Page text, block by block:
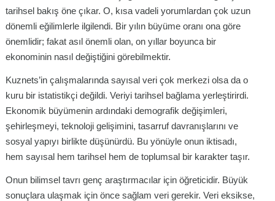
tarihsel bakış öne çıkar. O, kısa vadeli yorumlardan çok uzun
dönemli eğilimlerle ilgilendi. Bir yılın büyüme oranı ona göre
önemlidir; fakat asıl önemli olan, on yıllar boyunca bir
ekonominin nasıl değiştiğini görebilmektir.
Kuznets’in çalışmalarında sayısal veri çok merkezi olsa da o
kuru bir istatistikçi değildi. Veriyi tarihsel bağlama yerleştirirdi.
Ekonomik büyümenin ardındaki demografik değişimleri,
şehirleşmeyi, teknoloji gelişimini, tasarruf davranışlarını ve
sosyal yapıyı birlikte düşünürdü. Bu yönüyle onun iktisadı,
hem sayısal hem tarihsel hem de toplumsal bir karakter taşır.
Onun bilimsel tavrı genç araştırmacılar için öğreticidir. Büyük
sonuçlara ulaşmak için önce sağlam veri gerekir. Veri eksikse,